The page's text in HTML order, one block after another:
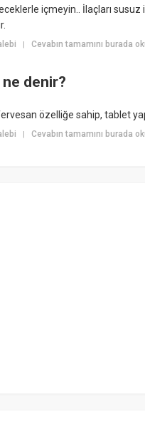
içmeyin.. İlaçları
| Cevabın tamamını burada
denir?
özelliğe sahip, tablet
| Cevabın tamamını burada